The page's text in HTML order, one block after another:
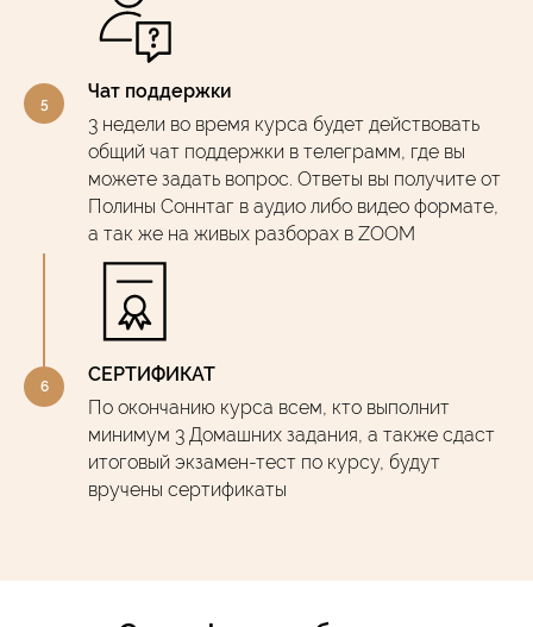
Чат поддержки
3 недели во время курса будет действовать
общий чат поддержки в телеграмм, где вы
можете задать вопрос. Ответы вы получите от
Полины Соннтаг в аудио либо видео формате,
а так же на живых разборах в ZOOM
СЕРТИФИКАТ
По окончанию курса всем, кто выполнит
минимум 3 Домашних задания, а также сдаст
итоговый экзамен-тест по курсу, будут
вручены сертификаты